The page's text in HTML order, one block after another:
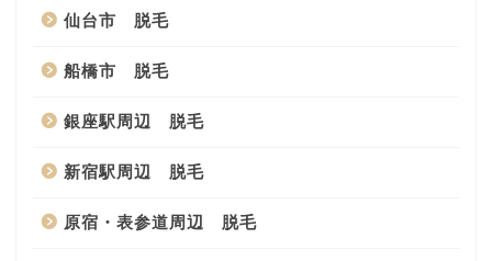
仙台市 脱毛
船橋市 脱毛
銀座駅周辺 脱毛
新宿駅周辺 脱毛
原宿・表参道周辺 脱毛